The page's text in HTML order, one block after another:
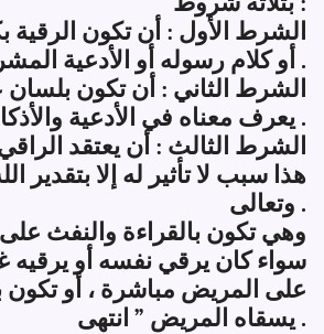
الشرط الأول : أن تكون الرقية
أو كلام رسوله أو الأدعية المشروعة .
الشرط الثاني : أن تكون بلسان
يعرف معناه في الأدعية والأذكار .
الشرط الثالث : أن يعتقد
هذا سبب لا تأثير له إلا بتقدير
وتعالى .
وهي تكون بالقراءة والنفث
سواء كان يرقي نفسه أو يرقيه
على المريض مباشرة ، أو تكون
يسقاه المريض ” انتهى .